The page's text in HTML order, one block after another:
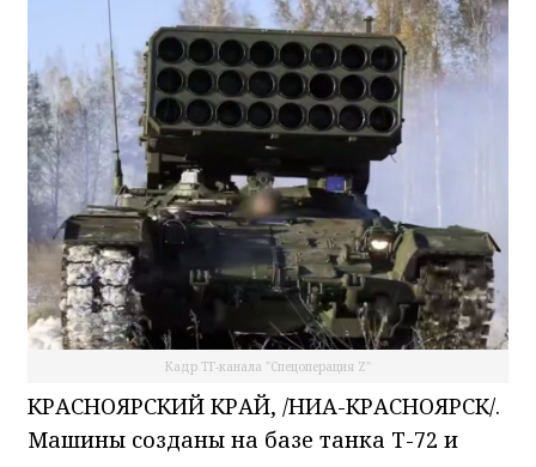
Кадр ТГ-канала "Спецоперация Z"
КРАСНОЯРСКИЙ КРАЙ, /НИА-КРАСНОЯРСК/.
Машины созданы на базе танка Т-72 и